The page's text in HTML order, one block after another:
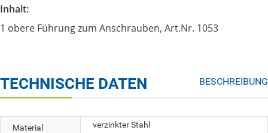
Inhalt:
1 obere Führung zum Anschrauben, Art.Nr. 1053
TECHNISCHE DATEN BESCHREIBUNG
Material
verzinkter Stahl